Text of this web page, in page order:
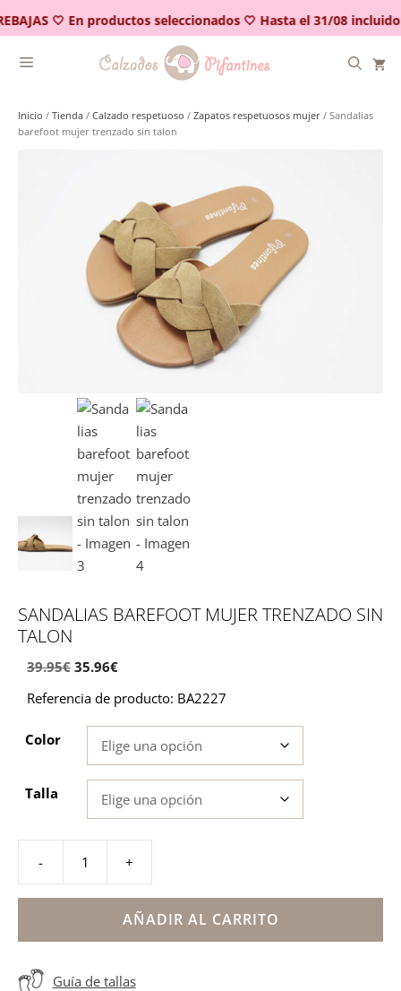
🤍 En productos seleccionados 🤍 Hasta el 31/08 incluido
al
contenido
Inicio / Tienda / Calzado respetuoso / Zapatos respetuosos mujer / Sandalias
barefoot mujer trenzado sin talon
SANDALIAS BAREFOOT MUJER TRENZADO SIN
TALON
39.95€ El
precio
original
39.95€.
35.96€El
precio
35.96€.
Referencia de producto: BA2227
Color
Talla
-
barefoot
mujer
trenzado
+
AÑADIR AL CARRITO
Guía de tallas